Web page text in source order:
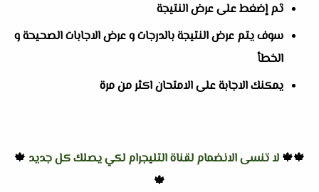
ثم إضغط على عرض النتيجة
سوف يتم عرض النتيجة بالدرجات و عرض الاجابات الصحيحة و
الخطأ
يمكنك الاجابة على الامتحان اكثر من مرة
🍁🍁 لا تنسى الانضمام لقناة التليجرام لكي يصلك كل جديد 🍁
🍁